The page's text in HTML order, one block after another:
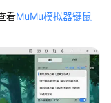
看MuMu模拟器键鼠